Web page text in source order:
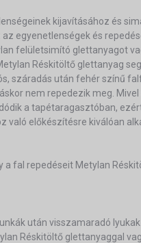
kijavításához és
egyenetlenségek és
felületsimító glettanyagot
Réskitöltő glettanyag
száradás után fehér színű
nem repedezik meg.
a tapétaragasztóban,
való előkészítésre kiválóan
a fal repedéseit Metylan
után visszamaradó
Réskitöltő glettanyaggal